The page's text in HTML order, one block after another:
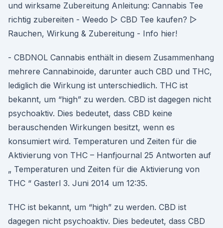
und wirksame Zubereitung Anleitung: Cannabis Tee
richtig zubereiten - Weedo ▷ CBD Tee kaufen? ▷
Rauchen, Wirkung & Zubereitung - Info hier!
- CBDNOL Cannabis enthält in diesem Zusammenhang
mehrere Cannabinoide, darunter auch CBD und THC,
lediglich die Wirkung ist unterschiedlich. THC ist
bekannt, um “high” zu werden. CBD ist dagegen nicht
psychoaktiv. Dies bedeutet, dass CBD keine
berauschenden Wirkungen besitzt, wenn es
konsumiert wird. Temperaturen und Zeiten für die
Aktivierung von THC – Hanfjournal 25 Antworten auf
„ Temperaturen und Zeiten für die Aktivierung von
THC “ Gasterl 3. Juni 2014 um 12:35.
THC ist bekannt, um “high” zu werden. CBD ist
dagegen nicht psychoaktiv. Dies bedeutet, dass CBD